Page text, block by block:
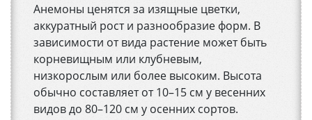
Анемоны ценятся за изящные цветки,
аккуратный рост и разнообразие форм. В
зависимости от вида растение может быть
корневищным или клубневым,
низкорослым или более высоким. Высота
обычно составляет от 10–15 см у весенних
видов до 80–120 см у осенних сортов.